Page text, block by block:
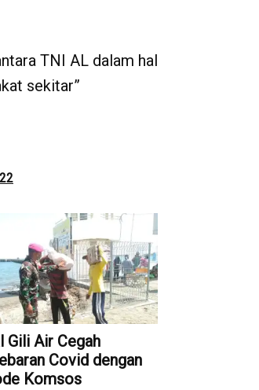
TNI AL dalam hal
sekitar”
Gili Air Cegah
Covid dengan
Komsos